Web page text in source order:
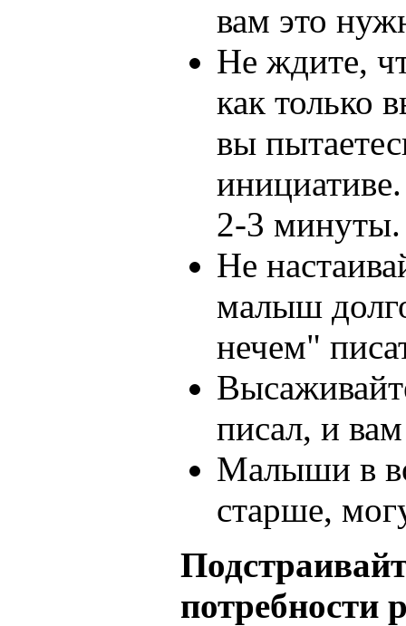
вам это
Не ждите,
как только
вы
2-3 минуты.
Не
малыш
нечем"
писал, и
Малыши в
старше,
потребности